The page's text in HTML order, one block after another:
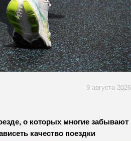
9 августа 2026
о которых многие забывают
качество поездки